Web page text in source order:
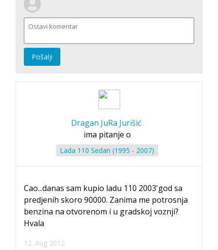
Pošalji
Dragan JuRa Jurišić
ima pitanje o
Lada 110 Sedan (1995 - 2007)
Cao...danas sam kupio ladu 110 2003'god sa
predjenih skoro 90000. Zanima me potrosnja
benzina na otvorenom i u gradskoj voznji?
Hvala
12. Aug 2012.